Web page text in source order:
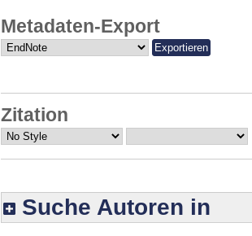
Metadaten-Export
Zitation
Suche Autoren in